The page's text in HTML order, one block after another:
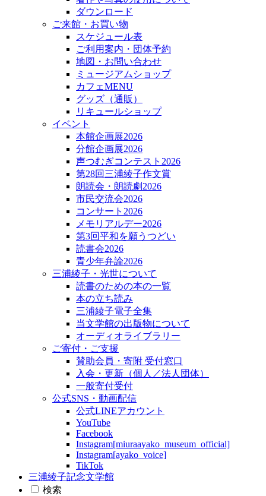
ダウンロード
ご来館・お買い物
スケジュール表
ご利用案内・団体予約
地図・お問い合わせ
ミュージアムショップ
カフェMENU
グッズ（通販）
リキュールショップ
イベント
本館企画展2026
分館企画展2026
声つむぎコンテスト2026
第28回三浦綾子作文賞
朗読会・朗読劇2026
市民交流会2026
コンサート2026
メモリアルデー2026
第3回平和を願うつどい
読書会2026
青少年弁論2026
三浦綾子・光世について
読書のための本の一覧
本の立ち読み
三浦綾子電子全集
当文学館の出版物について
オーディオライブラリー
ご寄付・ご支援
賛助会員・寄附 受付窓口
入会・更新（個人／法人団体）
一般寄付受付
公式SNS・動画配信
公式LINEアカウント
YouTube
Facebook
Instagram[miuraayako_museum_official]
Instagram[ayako_voice]
TikTok
三浦綾子記念文学館
検索